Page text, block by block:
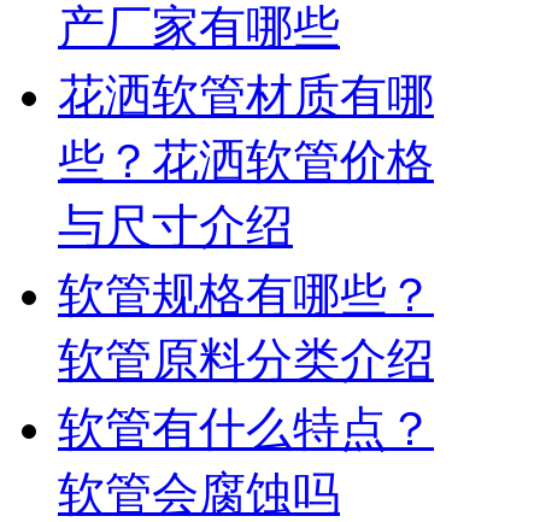
产厂家有哪些
花洒软管材质有哪
些？花洒软管价格
与尺寸介绍
软管规格有哪些？
软管原料分类介绍
软管有什么特点？
软管会腐蚀吗